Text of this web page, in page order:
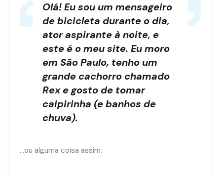
Olá! Eu sou um mensageiro
de bicicleta durante o dia,
ator aspirante à noite, e
este é o meu site. Eu moro
em São Paulo, tenho um
grande cachorro chamado
Rex e gosto de tomar
caipirinha (e banhos de
chuva).
…ou alguma coisa assim: